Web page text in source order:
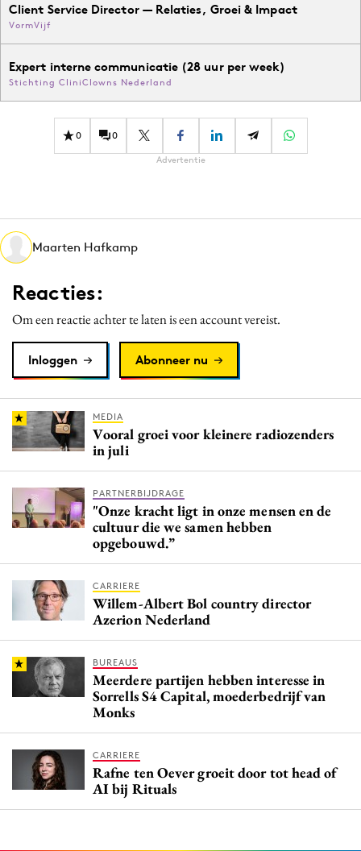
Client Service Director — Relaties, Groei & Impact
VormVijf
Expert interne communicatie (28 uur per week)
Stichting CliniClowns Nederland
0 0
Advertentie
Maarten Hafkamp
Reacties:
Om een reactie achter te laten is een account vereist.
Inloggen Abonneer nu
MEDIA
Vooral groei voor kleinere radiozenders
in juli
PARTNERBIJDRAGE
"Onze kracht ligt in onze mensen en de
cultuur die we samen hebben
opgebouwd.”
CARRIERE
Willem-Albert Bol country director
Azerion Nederland
BUREAUS
Meerdere partijen hebben interesse in
Sorrells S4 Capital, moederbedrijf van
Monks
CARRIERE
Rafne ten Oever groeit door tot head of
AI bij Rituals